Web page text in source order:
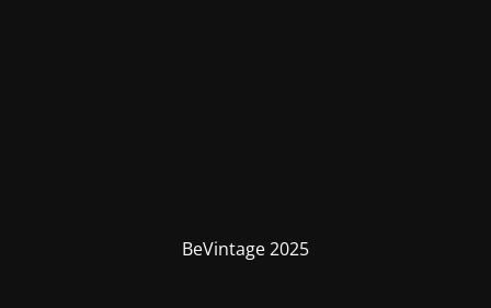
BeVintage 2025